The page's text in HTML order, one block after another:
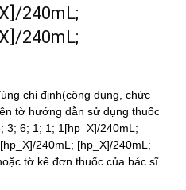
240mL;
240mL;
chỉ định(công dụng, chức
tờ hướng dẫn sử dụng thuốc
3; 6; 1; 1; 1[hp_X]/240mL;
240mL; [hp_X]/240mL;
tờ kê đơn thuốc của bác sĩ.